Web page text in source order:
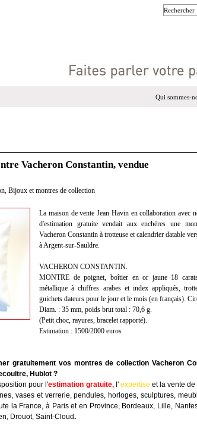
Qui sommes-
Vacheron Constantin, vendue
, Bijoux et montres de collection
La maison de vente Jean Havin en collaboration avec
d'estimation gratuite vendait aux enchères une
Vacheron Constantin à trotteuse et calendrier datable
à Argent-sur-Sauldre.
VACHERON CONSTANTIN.
MONTRE de poignet, boîtier en or jaune 18
métallique à chiffres arabes et index appliqués,
guichets dateurs pour le jour et le mois (en français).
Diam. : 35 mm, poids brut total : 70,6 g.
(Petit choc, rayures, bracelet rapporté).
Estimation : 1500/2000 euros
gratuitement vos montres de collection Vacheron
Hublot ?
pour l'estimation gratuite, l'expertise et la vente de
vases et verrerie, pendules, horloges, sculptures,
la France, à Paris et en Province, Bordeaux, Lille,
Drouot, Saint-Cloud.